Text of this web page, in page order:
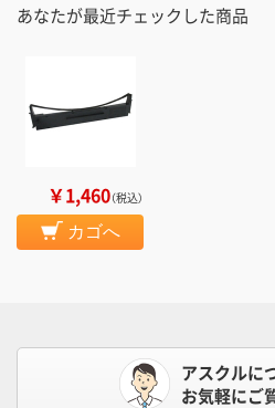
あなたが最近チェックした商品
￥1,460（税込）
カゴへ
アスクルに
お気軽にご